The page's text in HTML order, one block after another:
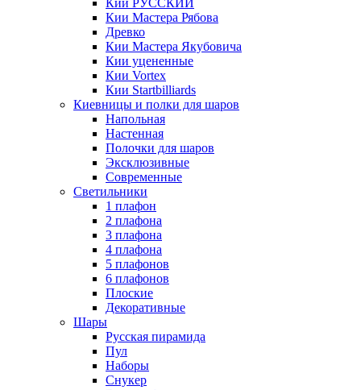
Кии РУССКИЙ
Кии Мастера Рябова
Древко
Кии Мастера Якубовича
Кии уцененные
Кии Vortex
Кии Startbilliards
Киевницы и полки для шаров
Напольная
Настенная
Полочки для шаров
Эксклюзивные
Современные
Светильники
1 плафон
2 плафона
3 плафона
4 плафона
5 плафонов
6 плафонов
Плоские
Декоративные
Шары
Русская пирамида
Пул
Наборы
Снукер